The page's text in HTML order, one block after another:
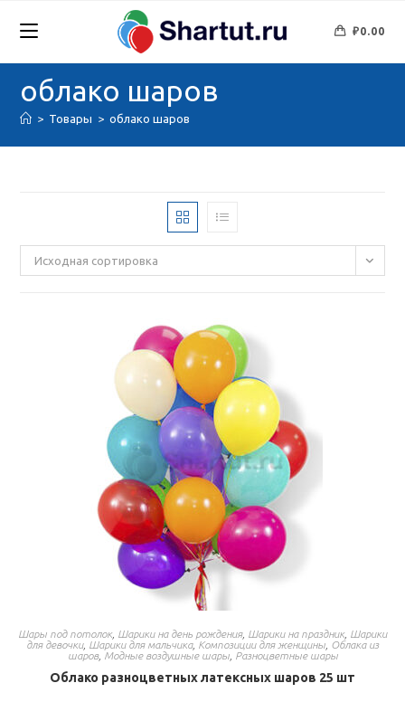
₽0.00
облако шаров
> Товары > облако шаров
Исходная сортировка
Шары под потолок, Шарики на день рождения, Шарики на праздник, Шарики
для девочки, Шарики для мальчика, Композиции для женщины Облака из
шаров, Модные воздушные шары, Разноцветные шары
Облако разноцветных латексных шаров 25 шт